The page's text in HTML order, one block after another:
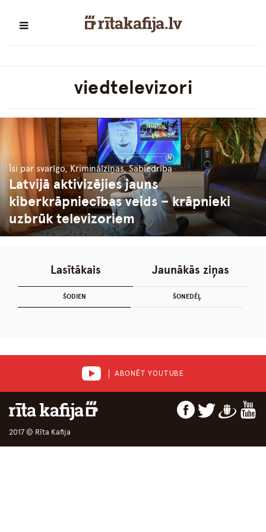
viedtelevizori
Īsi par svarīgo, Kriminālziņas, Sabiedrība
Latvijā aktivizējies jauns
kiberkrāpniecības veids – krāpnieki
uzbrūk televizoriem
Lasītākais
ŠODIEN ŠONEDĒĻ
Jaunākās ziņas
ABONĒT YOUTUBE
2017 © Rīta Kafija